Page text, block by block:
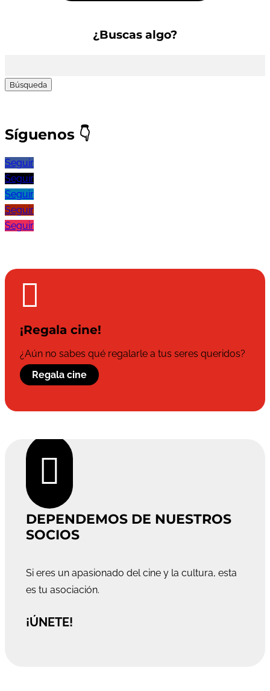
¿Buscas algo?
Síguenos 👇
Seguir
Seguir
Seguir
Seguir
Seguir

¡Regala cine!
¿Aún no sabes qué regalarle a tus seres queridos?
Regala cine

DEPENDEMOS DE NUESTROS
SOCIOS
Si eres un apasionado del cine y la cultura, esta
es tu asociación.
¡ÚNETE!